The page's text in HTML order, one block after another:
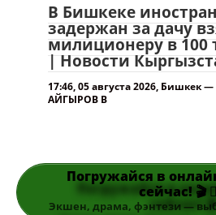
В Бишкеке
задержан за дачу
милиционеру в 100
| Новости
17:46, 05 августа 2026, Бишкек
АЙГЫРОВ В
Погружайся в
сейчас! 🎬
Экшен, драма, фэнтези —